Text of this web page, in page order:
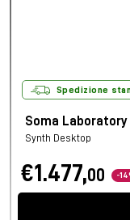
Spedizione
Soma Laboratory
Synth Desktop
€1.477,00 -